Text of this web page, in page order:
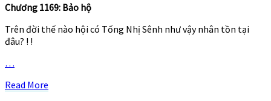
–
Ch
1169
–
Chương 1169: Bảo hộ
Trên đời thế nào hội có Tống Nhị Sênh như vậy nhân tồn tại
đâu? ! !
…
Read More